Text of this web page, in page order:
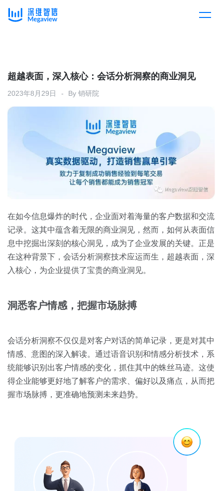
产品总览
产品集成
解决方案
按行业
消费医疗
房地产
金融
销售人员
销售管理
按业务场景
交易跟进
客户案例
资源中心
全部
白皮书
销售会话智能
关于我们
预约演示
超越表面，深入核心：会话分析洞察的商业洞见
2023年8月29日 By 销研院
在如今信息爆炸的时代，企业面对着海量的客户数据和交流
记录。这其中蕴含着无限的商业洞见，然而，如何从表面信
息中挖掘出深刻的核心洞见，成为了企业发展的关键。正是
在这种背景下，会话分析洞察技术应运而生，超越表面，深
入核心，为企业提供了宝贵的商业洞见。
洞悉客户情感，把握市场脉搏
会话分析洞察不仅仅是对客户对话的简单记录，更是对其中
情感、意图的深入解读。通过语音识别和情感分析技术，系
统能够识别出客户情感的变化，抓住其中的蛛丝马迹。这使
得企业能够更好地了解客户的需求、偏好以及痛点，从而把
握市场脉搏，更准确地预测未来趋势。